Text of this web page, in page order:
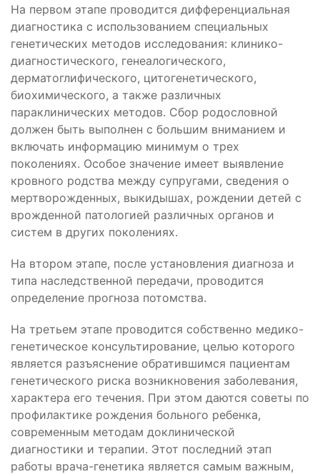
На первом этапе проводится дифференциальная
диагностика с использованием специальных
генетических методов исследования: клинико-
диагностического, генеалогического,
дерматоглифического, цитогенетического,
биохимического, а также различных
параклинических методов. Сбор родословной
должен быть выполнен с большим вниманием и
включать информацию минимум о трех
поколениях. Особое значение имеет выявление
кровного родства между супругами, сведения о
мертворожденных, выкидышах, рождении детей с
врожденной патологией различных органов и
систем в других поколениях.
На втором этапе, после установления диагноза и
типа наследственной передачи, проводится
определение прогноза потомства.
На третьем этапе проводится собственно медико-
генетическое консультирование, целью которого
является разъяснение обратившимся пациентам
генетического риска возникновения заболевания,
характера его течения. При этом даются советы по
профилактике рождения больного ребенка,
современным методам доклинической
диагностики и терапии. Этот последний этап
работы врача-генетика является самым важным,